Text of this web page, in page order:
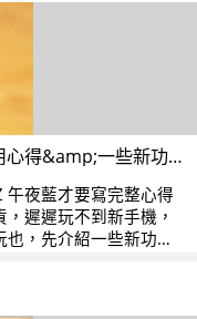
[心得] Zenfone 5Z ZS620KL 兩天使用心得&amp;一些新功能的介紹&amp;少少的實拍照
夜藍才要寫完整心得
遲遲玩不到新手機，
也，先介紹一些新功